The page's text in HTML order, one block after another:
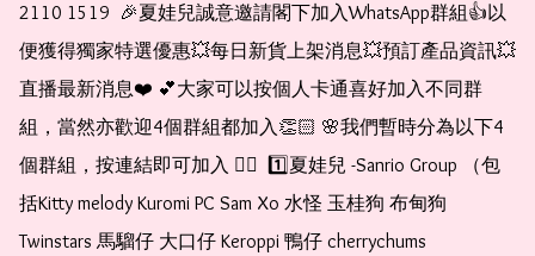
2110 1519  🎉夏娃兒誠意邀請閣下加入WhatsApp群組👍以
便獲得獨家特選優惠💥每日新貨上架消息💥預訂產品資訊💥
直播最新消息❤️ 💕大家可以按個人卡通喜好加入不同群
組，當然亦歡迎4個群組都加入👏🏻 🌸我們暫時分為以下4
個群組，按連結即可加入 👇🏻  1️⃣夏娃兒 -Sanrio Group （包
括Kitty melody Kuromi PC Sam Xo 水怪 玉桂狗 布甸狗
Twinstars 馬騮仔 大口仔 Keroppi 鴨仔 cherrychums